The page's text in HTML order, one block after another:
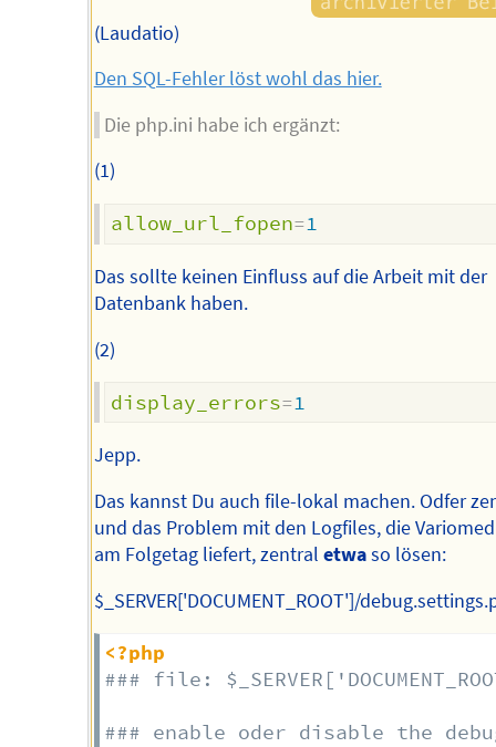
(Laudatio)
Den SQL-Fehler löst wohl das hier.
Die php.ini habe ich ergänzt:
(1)
allow_url_fopen=1
Das sollte keinen Einfluss auf die Arbeit mit der
Datenbank haben.
(2)
display_errors=1
Jepp.
Das kannst Du auch file-lokal machen. Odfer
und das Problem mit den Logfiles, die
am Folgetag liefert, zentral etwaso lösen:
$_SERVER['DOCUMENT_ROOT']/
<?php
### file:
### enable oder disable the